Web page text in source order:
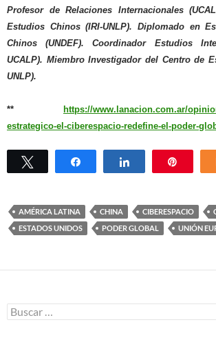
Profesor de Relaciones Internacionales
Estudios Chinos (IRI-UNLP). Diplomado en
Chinos (UNDEF). Coordinador Estudios
UCALP). Miembro Investigador del Centro de
UNLP).
**
https://www.lanacion.com.ar/
estrategico-el-ciberespacio-redefine-el-poder-
Twittear Compartir Compartir
AMÉRICA LATINA CHINA CIBERESPACIO
ESTADOS UNIDOS
PODER GLOBAL UNIÓN
Buscar: